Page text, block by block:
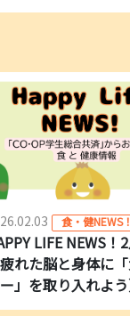
食・健NEWS
LIFE NEWS！
疲れた脳と身体に
」を取り入れよ